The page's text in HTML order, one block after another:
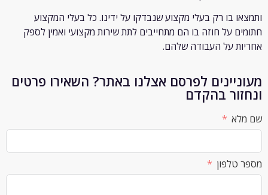
בו רקבעלי מקצוע שנבדקו על ידינו. כל בעלי המקצוע
על חוזה בו הם מתחייבים לתת שירות מקצועי ואמין לספק
על העבודה שלהם.
לפרסם אצלנו באתר? השאירו פרטים
בהקדם